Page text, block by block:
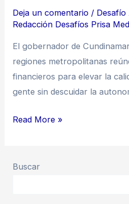
Deja un comentario /
Redacción Desafíos Prisa
El gobernador de
regiones metropolitanas
financieros para elevar la
gente sin descuidar la
Read More »
Buscar